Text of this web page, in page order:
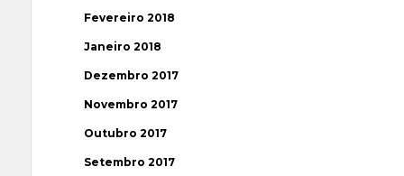
Fevereiro 2018
Janeiro 2018
Dezembro 2017
Novembro 2017
Outubro 2017
Setembro 2017